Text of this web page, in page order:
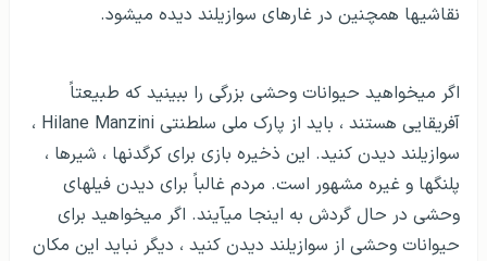
نقاشی­ها همچنین در غارهای سوازیلند دیده می­شود.
اگر می­خواهید حیوانات وحشی بزرگی را ببینید که طبیعتاً
آفریقایی هستند ، باید از پارک ملی سلطنتی Hilane Manzini ،
سوازیلند دیدن کنید. این ذخیره بازی برای کرگدن­ها ، شیرها ،
پلنگ­ها و غیره مشهور است. مردم غالباً برای دیدن فیل­های
وحشی در حال گردش به اینجا می­آیند. اگر می­خواهید برای
حیوانات وحشی از سوازیلند دیدن کنید ، دیگر نباید این مکان